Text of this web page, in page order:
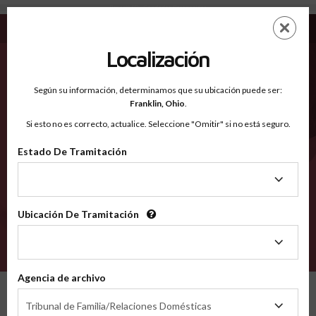
Bennett SD - Condados Reconocidos
EN
Condados Reconocidos
2600
Localización
Según su información, determinamos que su ubicación puede ser:
Franklin, Ohio.
Si esto no es correcto, actualice. Seleccione "Omitir" si no está seguro.
Estado De Tramitación
Tramitación
Ubicación De Tramitación
Tramitación
Agencia de archivo
Tribunal de Familia/Relaciones Domésticas
de